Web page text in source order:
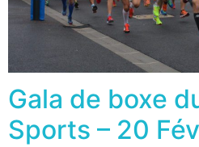
Gala de boxe
Sports – 20